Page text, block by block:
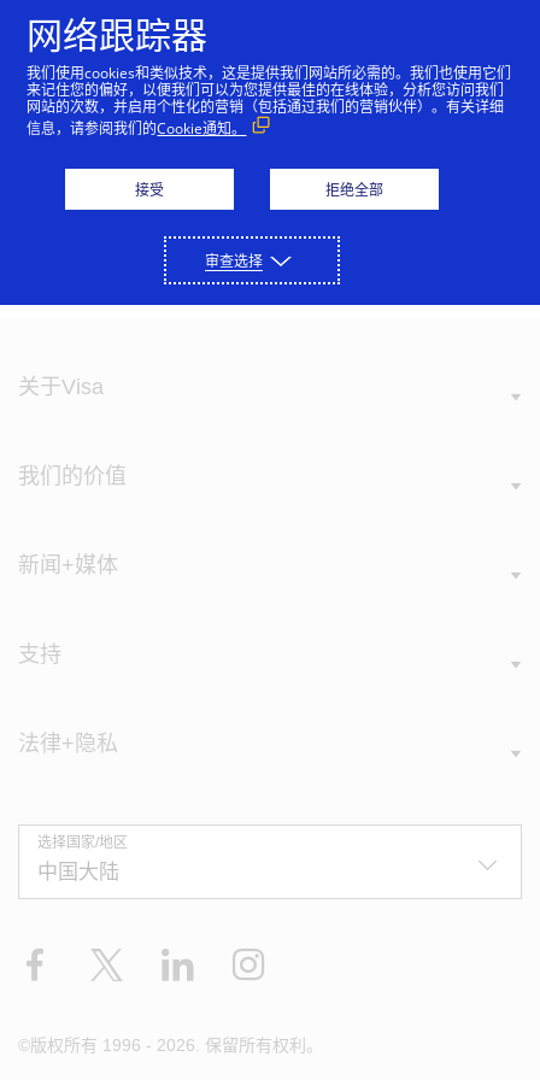
西班牙优惠
下载《Visa发现西班牙2019-2020》优惠
关于Visa
我们的价值
新闻+媒体
支持
法律+隐私
选择国家/地区
Facebook LinkedIn
©版权所有 1996 - 2026. 保留所有权利。
网络跟踪器
我们使用cookies和类似技术，这是提供我们网站所必需的。我们也使用它们
来记住您的偏好，以便我们可以为您提供最佳的在线体验，分析您访问我们
网站的次数，并启用个性化的营销（包括通过我们的营销伙伴）。有关详细
信息，请参阅我们的Cookie通知。
接受 拒绝全部
审查选择